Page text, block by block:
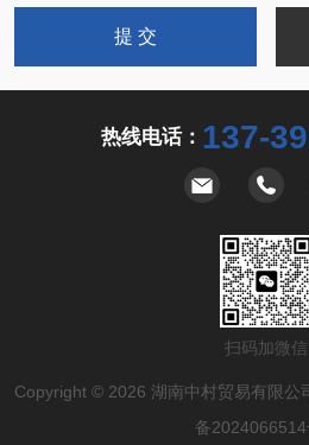
热线电话： 137-
扫码加微信
Copyright © 2026 湖南中村贸易有限
备